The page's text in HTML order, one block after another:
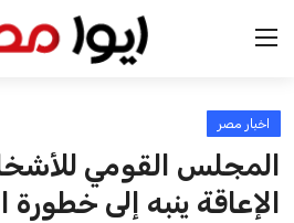
الرئيسية
اخبار مصر
اخبار مصر
المجلس القومي
الإعاقة ينبه إلى